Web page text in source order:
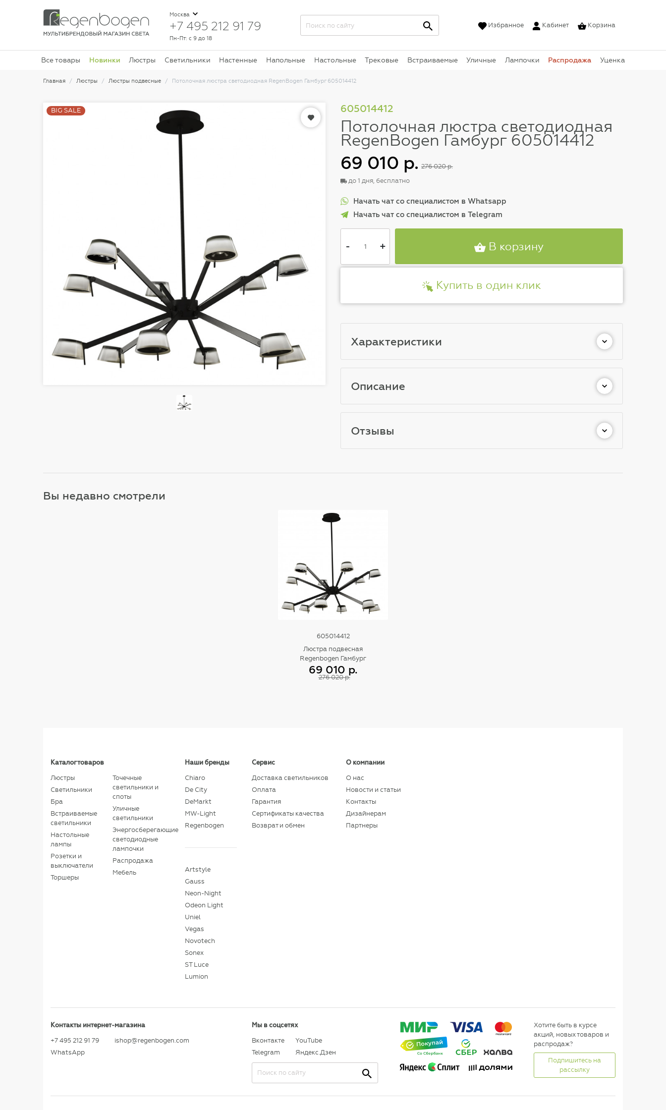
Москва
+7 495 212 91 79
Пн-Пт: с 9 до 18
Избранное Кабинет Корзина
Все товары Новинки Люстры Светильники Настенные Напольные Настольные Трековые Встраиваемые Уличные Лампочки Распродажа Уценка
Главная Люстры Люстры подвесные Потолочная люстра светодиодная RegenBogen Гамбург 605014412
BIG SALE 605014412
Потолочная люстра светодиодная
RegenBogen Гамбург 605014412
69 010 р. 276 020 р.
до 1 дня, бесплатно
Начать чат со специалистом в Whatsapp
Начать чат со специалистом в Telegram
- + В корзину
Купить в один клик
Характеристики
Описание
Отзывы
Вы недавно смотрели
605014412
Люстра подвесная
Regenbogen Гамбург
605014412
69 010 р.
276 020 р.
Каталог товаров
Люстры
Светильники
Бра
Встраиваемые
светильники
Настольные
лампы
Розетки и
выключатели
Торшеры
Точечные
светильники и
споты
Уличные
светильники
Энергосберегающие
светодиодные
лампочки
Распродажа
Мебель
Наши бренды
Chiaro
De City
DeMarkt
MW-Light
Regenbogen
Artstyle
Gauss
Neon-Night
Odeon Light
Uniel
Vegas
Novotech
Sonex
ST Luce
Lumion
Сервис
Доставка светильников
Оплата
Гарантия
Сертификаты качества
Возврат и обмен
О компании
О нас
Новости и статьи
Контакты
Дизайнерам
Партнеры
Контакты интернет-магазина
+7 495 212 91 79
WhatsApp
ishop@regenbogen.com
Мы в соцсетях
Вконтакте
Telegram
YouTube
Яндекс.Дзен
Хотите быть в курсе
акций, новых товаров и
распродаж?
Подпишитесь на
рассылку